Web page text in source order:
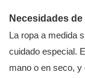
Necesidades
La ropa a medida
cuidado especial.
mano o en seco, y